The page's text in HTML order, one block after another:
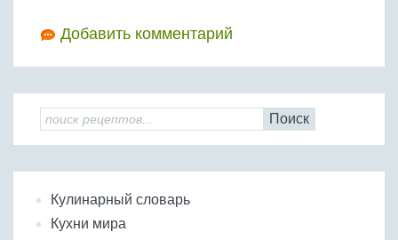
Добавить комментарий
Поиск
Кулинарный словарь
Кухни мира